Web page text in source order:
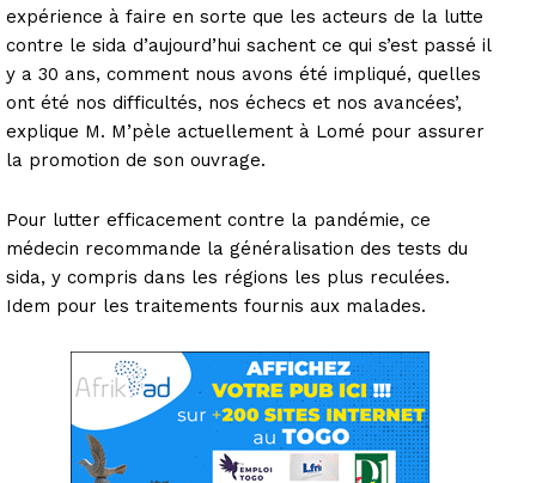
expérience à faire en sorte que les acteurs de la lutte
contre le sida d’aujourd’hui sachent ce qui s’est passé il
y a 30 ans, comment nous avons été impliqué, quelles
ont été nos difficultés, nos échecs et nos avancées’,
explique M. M’pèle actuellement à Lomé pour assurer
la promotion de son ouvrage.
Pour lutter efficacement contre la pandémie, ce
médecin recommande la généralisation des tests du
sida, y compris dans les régions les plus reculées.
Idem pour les traitements fournis aux malades.